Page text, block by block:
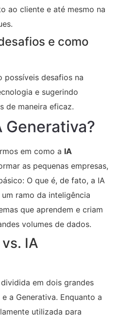
ao cliente e até mesmo na
e como
possíveis desafios na
e sugerindo
de maneira eficaz.
Generativa?
em como a IA
as pequenas empresas,
O que é, de fato, a IA
ramo da inteligência
que aprendem e criam
volumes de dados.
IA
em dois grandes
a Generativa. Enquanto a
utilizada para